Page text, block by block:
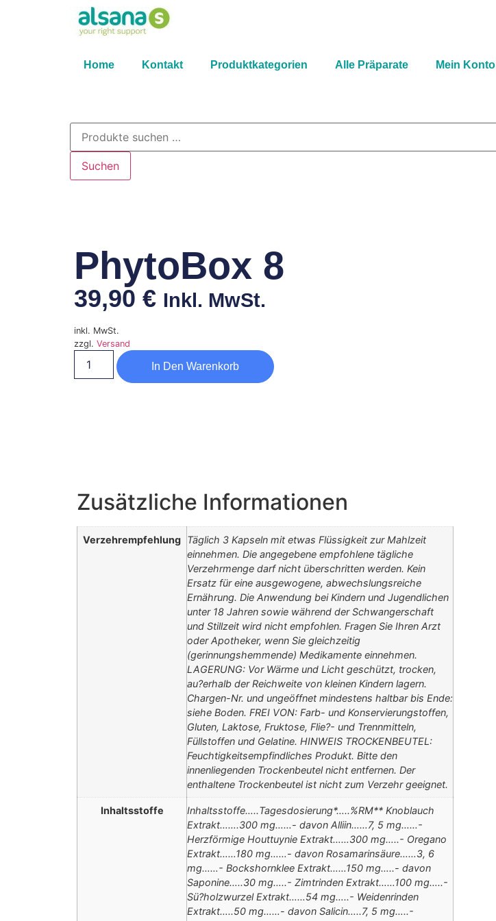
Home Kontakt Produktkategorien Alle Präparate Mein Konto
Suchen
PhytoBox 8
39,90 € Inkl. MwSt.
inkl. MwSt.
zzgl. Versand
In Den Warenkorb
Zusätzliche Informationen
Verzehrempfehlung Täglich 3 Kapseln mit etwas Flüssigkeit zur Mahlzeit
einnehmen. Die angegebene empfohlene tägliche
Verzehrmenge darf nicht überschritten werden. Kein
Ersatz für eine ausgewogene, abwechslungsreiche
Ernährung. Die Anwendung bei Kindern und Jugendlichen
unter 18 Jahren sowie während der Schwangerschaft
und Stillzeit wird nicht empfohlen. Fragen Sie Ihren Arzt
oder Apotheker, wenn Sie gleichzeitig
(gerinnungshemmende) Medikamente einnehmen.
LAGERUNG: Vor Wärme und Licht geschützt, trocken,
au?erhalb der Reichweite von kleinen Kindern lagern.
Chargen-Nr. und ungeöffnet mindestens haltbar bis Ende:
siehe Boden. FREI VON: Farb- und Konservierungstoffen,
Gluten, Laktose, Fruktose, Flie?- und Trennmitteln,
Füllstoffen und Gelatine. HINWEIS TROCKENBEUTEL:
Feuchtigkeitsempfindliches Produkt. Bitte den
innenliegenden Trockenbeutel nicht entfernen. Der
enthaltene Trockenbeutel ist nicht zum Verzehr geeignet.
Inhaltsstoffe
Inhaltsstoffe…..Tagesdosierung*…..%RM** Knoblauch
Extrakt…….300 mg……- davon Alliin……7, 5 mg……-
Herzförmige Houttuynie Extrakt……300 mg…..- Oregano
Extrakt……180 mg……- davon Rosamarinsäure……3, 6
mg……- Bockshornklee Extrakt……150 mg…..- davon
Saponine…..30 mg…..- Zimtrinden Extrakt……100 mg…..-
Sü?holzwurzel Extrakt……54 mg…..- Weidenrinden
Extrakt…..50 mg……- davon Salicin…..7, 5 mg…..-